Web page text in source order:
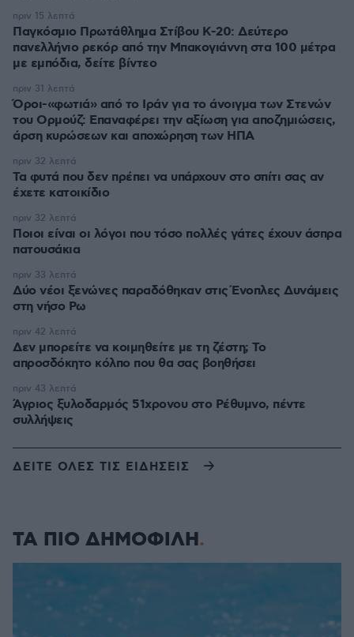
Παγκόσμιο Πρωτάθλημα Στίβου Κ-20: Δεύτερο
πανελλήνιο ρεκόρ από την Μπακογιάννη στα 100 μέτρα
με εμπόδια, δείτε βίντεο
πριν 15 λεπτά
Όροι-«φωτιά» από το Ιράν για το άνοιγμα των Στενών
του Ορμούζ: Επαναφέρει την αξίωση για αποζημιώσεις,
άρση κυρώσεων και αποχώρηση των ΗΠΑ
πριν 31 λεπτά
Τα φυτά που δεν πρέπει να υπάρχουν στο σπίτι σας αν
έχετε κατοικίδιο
πριν 32 λεπτά
Ποιοι είναι οι λόγοι που τόσο πολλές γάτες έχουν άσπρα
πατουσάκια
πριν 32 λεπτά
Δύο νέοι ξενώνες παραδόθηκαν στις Ένοπλες Δυνάμεις
στη νήσο Ρω
πριν 33 λεπτά
Δεν μπορείτε να κοιμηθείτε με τη ζέστη; Το
απροσδόκητο κόλπο που θα σας βοηθήσει
πριν 42 λεπτά
Άγριος ξυλοδαρμός 51χρονου στο Ρέθυμνο, πέντε
συλλήψεις
πριν 43 λεπτά
ΔΕΙΤΕ ΟΛΕΣ ΤΙΣ ΕΙΔΗΣΕΙΣ
ΤΑ ΠΙΟ ΔΗΜΟΦΙΛΗ